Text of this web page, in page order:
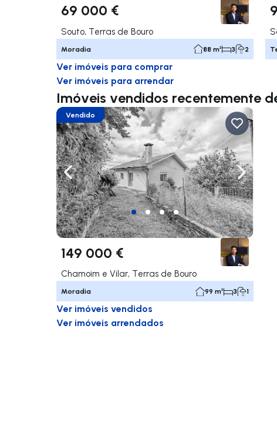
69 000 €
Souto, Terras de Bouro
Moradia 88 m² 3 2
Ver imóveis para comprar
Ver imóveis para arrendar
Imóveis vendidos recentemente
Navegação para a esquerda
Vendido
149 000 €
Chamoim e Vilar, Terras de Bouro
Moradia 99 m² 3 1
Ver imóveis vendidos
Ver imóveis arrendados